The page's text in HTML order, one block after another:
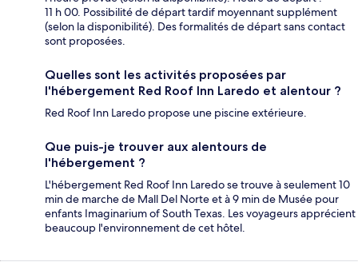
11 h 00. Possibilité de départ tardif moyennant supplément
(selon la disponibilité). Des formalités de départ sans contact
sont proposées.
Quelles sont les activités proposées par
l'hébergement Red Roof Inn Laredo et alentour ?
Red Roof Inn Laredo propose une piscine extérieure.
Que puis-je trouver aux alentours de
l'hébergement ?
L'hébergement Red Roof Inn Laredo se trouve à seulement 10
min de marche de Mall Del Norte et à 9 min de Musée pour
enfants Imaginarium of South Texas. Les voyageurs apprécient
beaucoup l'environnement de cet hôtel.